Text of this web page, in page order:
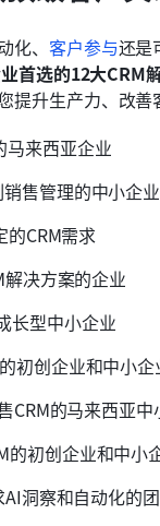
化、客户参与还是
首选的12大CRM
升生产力、改善
马来西亚企业
售管理的中小企业
CRM需求
解决方案的企业
长型中小企业
初创企业和中小企
CRM的马来西亚中
的初创企业和中小
洞察和自动化的